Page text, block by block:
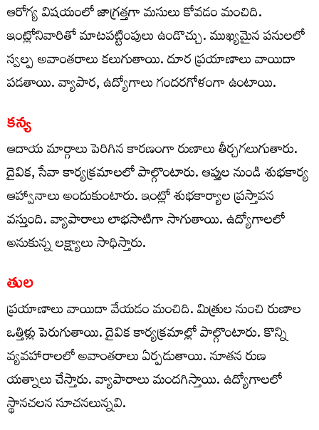
ఆరోగ్య విషయంలో జాగ్రత్తగా మసులు కోవడం మంచిది.
ఇంట్లోనివారితో మాటపట్టింపులు ఉండొచ్చు. ముఖ్యమైన పనులలో
స్వల్ప అవాంతరాలు కలుగుతాయి. దూర ప్రయాణాలు వాయిదా
పడతాయి. వ్యాపార, ఉద్యోగాలు గందరగోళంగా ఉంటాయి.
కన్య
ఆదాయ మార్గాలు పెరిగిన కారణంగా రుణాలు తీర్చగలుగుతారు.
దైవిక, సేవా కార్యక్రమాలలో పాల్గొంటారు. ఆప్తుల నుండి శుభకార్య
ఆహ్వానాలు అందుకుంటారు. ఇంట్లో శుభకార్యాల ప్రస్తావన
వస్తుంది. వ్యాపారాలు లాభసాటిగా సాగుతాయి. ఉద్యోగాలలో
అనుకున్న లక్ష్యాలు సాధిస్తారు.
తుల
ప్రయాణాలు వాయిదా వేయడం మంచిది. మిత్రుల నుంచి రుణాల
ఒత్తిళ్లు పెరుగుతాయి. దైవిక కార్యక్రమాల్లో పాల్గొంటారు. కొన్ని
వ్యవహారాలలో అవాంతరాలు ఏర్పడుతాయి. నూతన రుణ
యత్నాలు చేస్తారు. వ్యాపారాలు మందగిస్తాయి. ఉద్యోగాలలో
స్థానచలన సూచనలున్నవి.